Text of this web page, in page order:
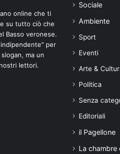
online che ti
su tutto ciò che
Basso veronese.
per
ma un
lettori.
Sociale
Ambiente
Sport
Eventi
Arte &
Politica
Senza
Editoriali
il Pagellone
La chambre